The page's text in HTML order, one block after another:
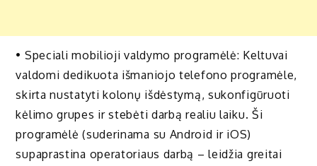
• Speciali mobilioji valdymo programėlė: Keltuvai
valdomi dedikuota išmaniojo telefono programėle,
skirta nustatyti kolonų išdėstymą, sukonfigūruoti
kėlimo grupes ir stebėti darbą realiu laiku. Ši
programėlė (suderinama su Android ir iOS)
supaprastina operatoriaus darbą – leidžia greitai